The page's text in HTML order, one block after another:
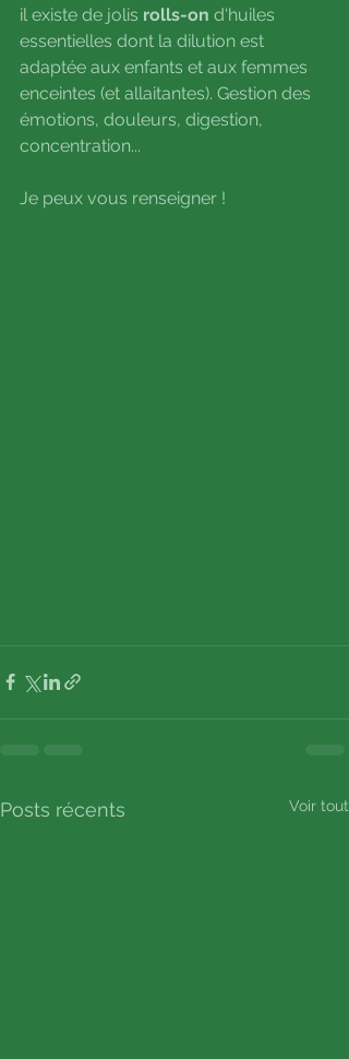
il existe de jolis rolls-on d'huiles
essentielles dont la dilution est
adaptée aux enfants et aux femmes
enceintes (et allaitantes). Gestion des
émotions, douleurs, digestion,
concentration...
Je peux vous renseigner !
Posts récents Voir tout